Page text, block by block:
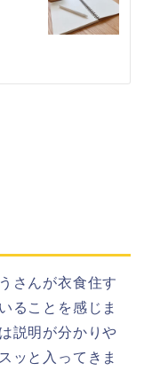
さんが衣食住す
ることを感じま
説明が分かりや
ッと入ってきま